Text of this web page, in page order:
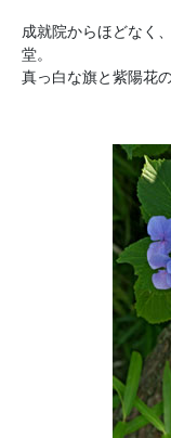
成就院からほどなく
堂。
真っ白な旗と紫陽花